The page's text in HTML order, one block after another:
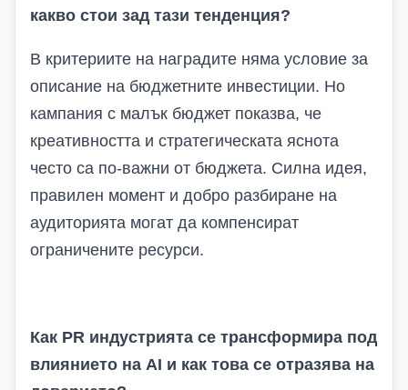
какво стои зад тази тенденция?
В критериите на наградите няма условие за
описание на бюджетните инвестиции. Но
кампания с малък бюджет показва, че
креативността и стратегическата яснота
често са по‑важни от бюджета. Силна идея,
правилен момент и добро разбиране на
аудиторията могат да компенсират
ограничените ресурси.
Как PR индустрията се трансформира под
влиянието на AI и как това се отразява на